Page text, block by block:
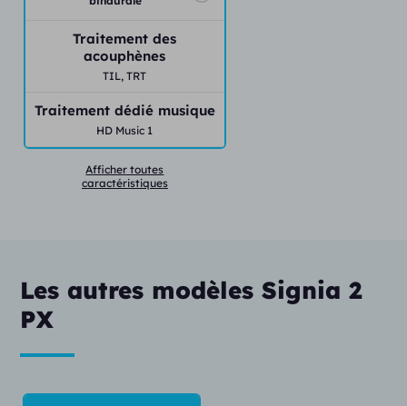
Traitement des
acouphènes
TIL, TRT
Traitement dédié musique
HD Music 1
Afficher toutes
caractéristiques
Les autres modèles Signia 2
PX